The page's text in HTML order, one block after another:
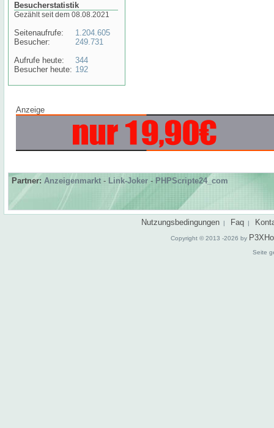
Besucherstatistik
Gezählt seit dem 08.08.2021
Seitenaufrufe:
Besucher:
Aufrufe heute:
Besucher heute:
1.204.605
249.731
344
192
Anzeige
Partner: Anzeigenmarkt - Link-Joker - PHPScripte24_com
Nutzungsbedingungen | Faq |
Copyright © 2013 -2026 by
Seite